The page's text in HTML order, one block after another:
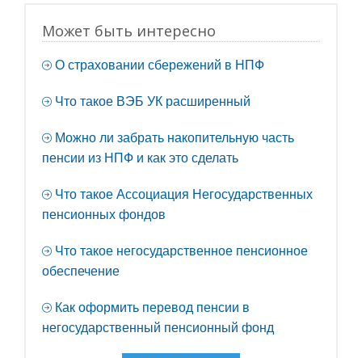
Может быть интересно
О страховании сбережений в НПФ
Что такое ВЭБ УК расширенный
Можно ли забрать накопительную часть
пенсии из НПФ и как это сделать
Что такое Ассоциация Негосударственных
пенсионных фондов
Что такое негосударственное пенсионное
обеспечение
Как оформить перевод пенсии в
негосударственный пенсионный фонд